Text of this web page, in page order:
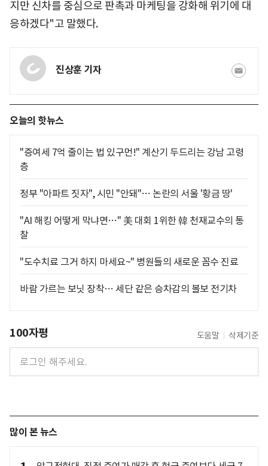
지만 신차를 중심으로 판촉과 마케팅을 강화해 위기에 대
응하겠다"고 말했다.
진상훈 기자
오늘의 핫뉴스
"증여세 7억 줄이는 법 있구먼!" 계산기 두드리는 강남 고령
층
정부 "아파트 짓자", 시민 "안돼"… 논란의 서울 '황금 땅'
"AI 해킹 어떻게 막냐면…" 美 대회 1위한 韓 천재교수의 통
찰
"도수치료 그거 하지 마세요~" 병원들의 새로운 꼼수 진료
바람 가르는 보닛 장착… 세단 같은 승차감의 볼보 전기차
100자평 도움말 삭제기준
많이 본 뉴스